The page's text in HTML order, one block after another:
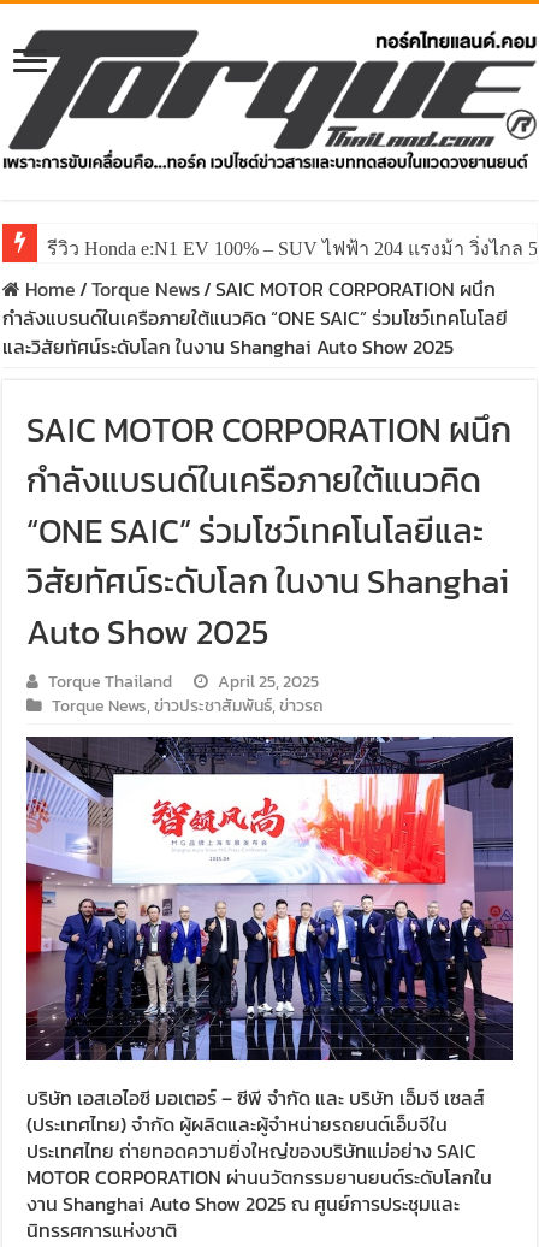
รีวิว Honda e:N1 EV 100% – SUV ไฟฟ้า 204 แรงม้า วิ่งไกล
รีวิว ลองขับ All New GWM HAVAL H6 ปรับโฉมหน้าใหม่
Home/Torque News/SAIC MOTOR CORPORATION ผนึก
กำลังแบรนด์ในเครือภายใต้แนวคิด “ONE SAIC” ร่วมโชว์เทคโนโลยี
และวิสัยทัศน์ระดับโลก ในงาน Shanghai Auto Show 2025
SAIC MOTOR CORPORATION ผนึก
กำลังแบรนด์ในเครือภายใต้แนวคิด
“ONE SAIC” ร่วมโชว์เทคโนโลยีและ
วิสัยทัศน์ระดับโลก ในงาน Shanghai
Auto Show 2025
Torque Thailand
April 25, 2025
Torque News,ข่าวประชาสัมพันธ์,ข่าวรถ
บริษัท เอสเอไอซี มอเตอร์ – ซีพี จำกัด และ บริษัท เอ็มจี เซลส์
(ประเทศไทย) จำกัด ผู้ผลิตและผู้จำหน่ายรถยนต์เอ็มจีใน
ประเทศไทย ถ่ายทอดความยิ่งใหญ่ของบริษัทแม่อย่าง SAIC
MOTOR CORPORATION ผ่านนวัตกรรมยานยนต์ระดับโลกใน
งาน Shanghai Auto Show 2025 ณ ศูนย์การประชุมและ
นิทรรศการแห่งชาติ